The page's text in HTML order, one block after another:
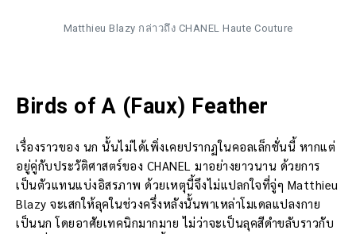
Matthieu Blazy กล่าวถึง CHANEL Haute Couture
Birds of A (Faux) Feather
เรื่องราวของ นก นั้นไม่ได้เพิ่งเคยปรากฏในคอลเล็กชั่นนี้ หากแต่
อยู่คู่กับประวัติศาสตร์ของ CHANEL มาอย่างยาวนาน ด้วยการ
เป็นตัวแทนแบ่งอิสรภาพ ด้วยเหตุนี้จึงไม่แปลกใจที่จู่ๆ Matthieu
Blazy จะเสกให้ลุคในช่วงครึ่งหลังนั้นพาเหล่าโมเดลแปลงกาย
เป็นนก โดยอาศัยเทคนิกมากมาย ไม่ว่าจะเป็นลุคสีดำขลับราวกับ